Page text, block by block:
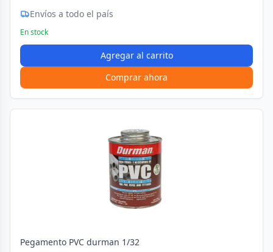
Envíos a todo el país
En stock
Agregar al carrito
Comprar ahora
Pegamento PVC durman 1/32